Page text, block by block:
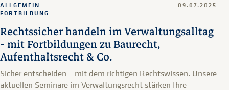
Rechtssicher handeln im Verwaltungsalltag
- mit Fortbildungen zu Baurecht,
Aufenthaltsrecht & Co.
ALLGEMEIN
FORTBILDUNG
09.07.2025
Sicher entscheiden – mit dem richtigen Rechtswissen. Unsere
aktuellen Seminare im Verwaltungsrecht stärken Ihre